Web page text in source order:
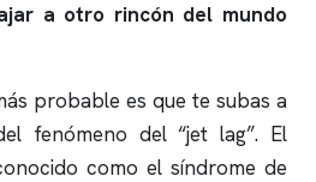
a otro rincón del mundo
probable es que te subas a
fenómeno del “jet lag”. El
como el síndrome de